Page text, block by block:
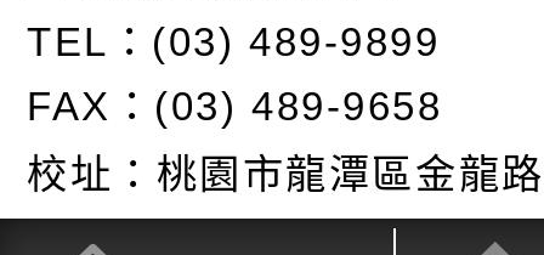
TEL：(03) 489-9899
FAX：(03) 489-9658
校址： 桃園市龍潭區金龍